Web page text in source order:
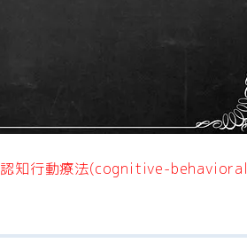
認知行動療法(cognitive-behavioral